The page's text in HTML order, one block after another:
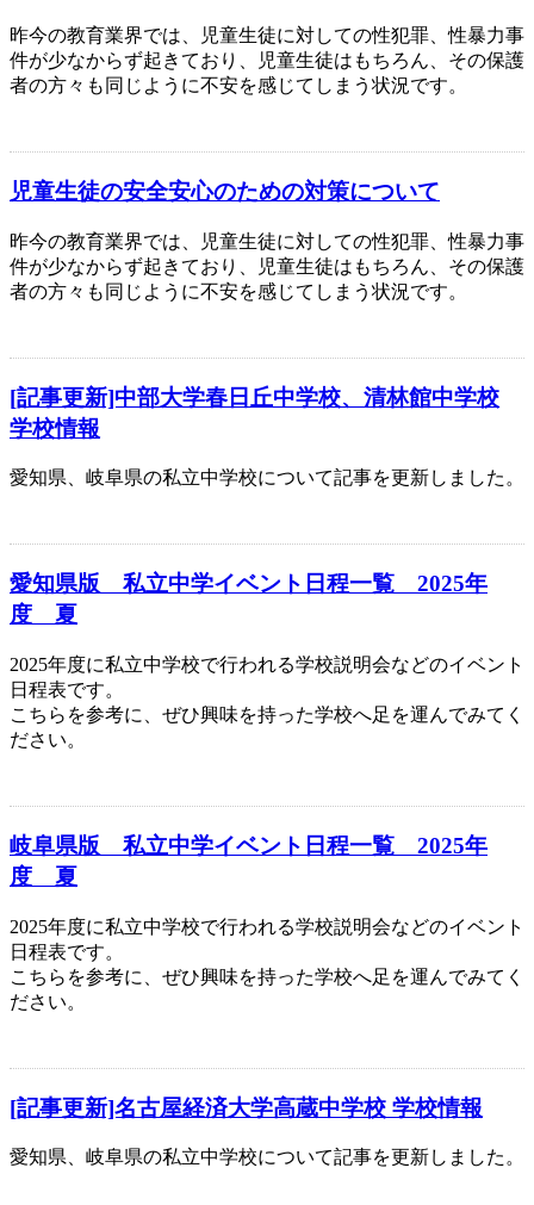
昨今の教育業界では、児童生徒に対しての性犯罪、性暴力事
件が少なからず起きており、児童生徒はもちろん、その保護
者の方々も同じように不安を感じてしまう状況です。
児童生徒の安全安心のための対策について
昨今の教育業界では、児童生徒に対しての性犯罪、性暴力事
件が少なからず起きており、児童生徒はもちろん、その保護
者の方々も同じように不安を感じてしまう状況です。
[記事更新]中部大学春日丘中学校、清林館中学校
学校情報
愛知県、岐阜県の私立中学校について記事を更新しました。
愛知県版 私立中学イベント日程一覧 2025年
度 夏
2025年度に私立中学校で行われる学校説明会などのイベント
日程表です。
こちらを参考に、ぜひ興味を持った学校へ足を運んでみてく
ださい。
岐阜県版 私立中学イベント日程一覧 2025年
度 夏
2025年度に私立中学校で行われる学校説明会などのイベント
日程表です。
こちらを参考に、ぜひ興味を持った学校へ足を運んでみてく
ださい。
[記事更新]名古屋経済大学高蔵中学校 学校情報
愛知県、岐阜県の私立中学校について記事を更新しました。